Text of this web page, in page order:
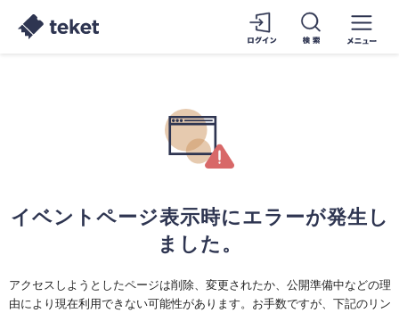
イベントページ表示時にエラーが発生し
ました。
アクセスしようとしたページは削除、変更されたか、公開準備中などの理
由により現在利用できない可能性があります。お手数ですが、下記のリン